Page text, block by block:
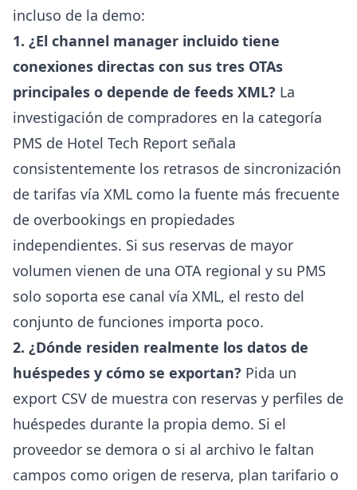
incluso de la demo:
1. ¿El channel manager incluido tiene
conexiones directas con sus tres OTAs
principales o depende de feeds XML? La
investigación de compradores en la categoría
PMS de Hotel Tech Report señala
consistentemente los retrasos de sincronización
de tarifas vía XML como la fuente más frecuente
de overbookings en propiedades
independientes. Si sus reservas de mayor
volumen vienen de una OTA regional y su PMS
solo soporta ese canal vía XML, el resto del
conjunto de funciones importa poco.
2. ¿Dónde residen realmente los datos de
huéspedes y cómo se exportan? Pida un
export CSV de muestra con reservas y perfiles de
huéspedes durante la propia demo. Si el
proveedor se demora o si al archivo le faltan
campos como origen de reserva, plan tarifario o